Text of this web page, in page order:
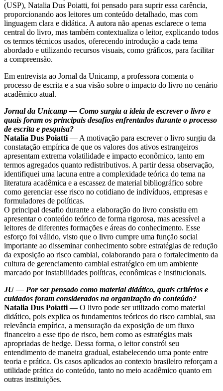
(USP), Natalia Dus Poiatti, foi pensado para suprir essa carência,
proporcionando aos leitores um conteúdo detalhado, mas com
linguagem clara e didática. A autora não apenas esclarece o tema
central do livro, mas também contextualiza o leitor, explicando todos
os termos técnicos usados, oferecendo introdução a cada tema
abordado e utilizando recursos visuais, como gráficos, para facilitar
a compreensão.
Em entrevista ao Jornal da Unicamp, a professora comenta o
processo de escrita e a sua visão sobre o impacto do livro no cenário
acadêmico atual.
Jornal da Unicamp — Como surgiu a ideia de escrever o livro e
quais foram os principais desafios enfrentados durante o processo
de escrita e pesquisa?
Natalia Dus Poiatti — A motivação para escrever o livro surgiu da
constatação empírica de que os valores dos ativos estrangeiros
apresentam extrema volatilidade e impacto econômico, tanto em
termos agregados quanto redistributivos. A partir dessa observação,
identifiquei uma lacuna entre a complexidade teórica do tema na
literatura acadêmica e a escassez de material bibliográfico sobre
como gerenciar esse risco no cotidiano de indivíduos, empresas e
formuladores de políticas.
O principal desafio durante a elaboração do livro consistiu em
apresentar o conteúdo teórico de forma rigorosa, mas acessível a
leitores de diferentes formações e áreas do conhecimento. Esse
esforço foi válido, visto que o livro cumpre uma função social
importante ao disseminar conhecimento sobre estratégias de redução
da exposição ao risco cambial, colaborando para o fortalecimento da
cultura de gerenciamento cambial estratégico em um ambiente
marcado por instabilidades políticas, econômicas e institucionais.
JU — Por ser pensado como material didático, quais critérios e
cuidados foram considerados na organização do conteúdo?
Natalia Dus Poiatti — O livro pode ser utilizado como material
didático, pois explica os fundamentos teóricos do risco cambial, sua
relevância empírica, a mensuração da exposição de um fluxo
financeiro a esse tipo de risco, bem como as estratégias mais
apropriadas de hedge. Dessa forma, o leitor constrói seu
entendimento de maneira gradual, estabelecendo uma ponte entre
teoria e prática. Os casos aplicados ao contexto brasileiro reforçam a
utilidade prática do conteúdo, tanto no meio acadêmico quanto em
outras instituições.